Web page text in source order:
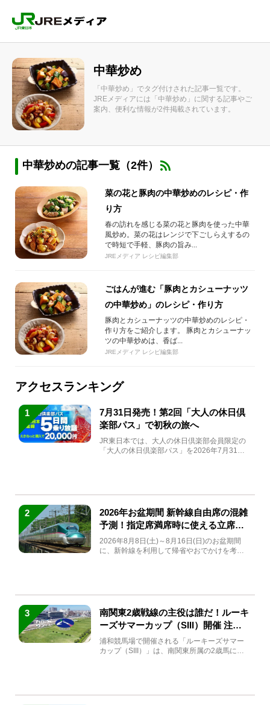
中華炒め
「中華炒め」でタグ付けされた記事一覧です。
JREメディアには「中華炒め」に関する記事やご
案内、便利な情報が2件掲載されています。
中華炒めの記事一覧（2件）
菜の花と豚肉の中華炒めのレシピ・作
り方
春の訪れを感じる菜の花と豚肉を使った中華
風炒め。菜の花はレンジで下ごしらえするの
で時短で手軽、豚肉の旨み...
JREメディア レシピ編集部
ごはんが進む「豚肉とカシューナッツ
の中華炒め」のレシピ・作り方
豚肉とカシューナッツの中華炒めのレシピ・
作り方をご紹介します。 豚肉とカシューナッ
ツの中華炒めは、香ば...
JREメディア レシピ編集部
アクセスランキング
1
7月31日発売！第2回「大人の休日倶
楽部パス」で初秋の旅へ
JR東日本では、大人の休日倶楽部会員限定の
「大人の休日倶楽部パス」を2026年7月31日
2
2026年お盆期間 新幹線自由席の混雑
予測！指定席満席時に使える立席特
急券も解説
2026年8月8日(土)～8月16日(日)のお盆期間
に、新幹線を利用して帰省やおでかけを考え
3
南関東2歳戦線の主役は誰だ！ルーキ
ーズサマーカップ（SIII）開催 注目
馬と見どころをチェック
浦和競馬場で開催される「ルーキーズサマー
カップ（SIII）」は、南関東所属の2歳馬によ